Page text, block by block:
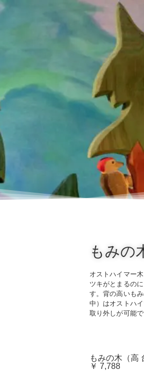
もみの
オストハイマー
ツキがとまるの
す。背の高いも
中）はオストハ
取り外しが可能で
もみの木（高
￥ 7,788